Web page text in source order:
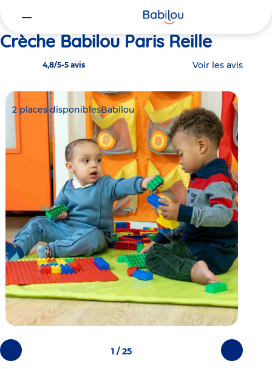
Crèche Babilou Paris Reille
4,8/5-5 avis Voir les avis
Photos
précédentes
Photos
suivantes
2 places disponiblesBabilou
1 / 25